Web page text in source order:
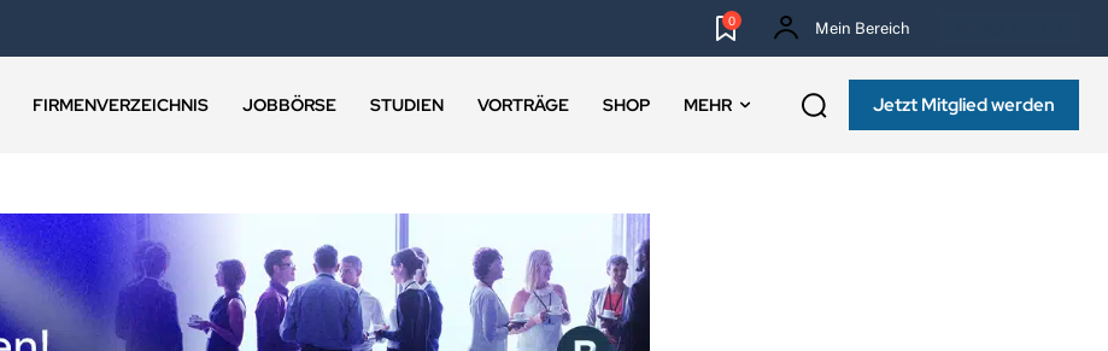
0 Mein Bereich
FIRMENVERZEICHNIS JOBBÖRSE STUDIEN VORTRÄGE SHOP MEHR Jetzt Mitglied werden